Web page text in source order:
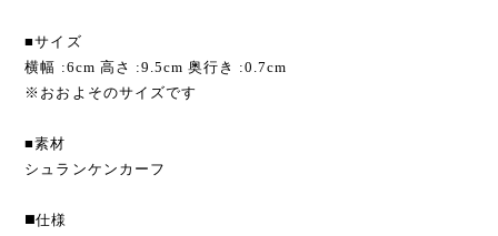
■サイズ
横幅 :6cm 高さ :9.5cm 奥行き :0.7cm
※おおよそのサイズです
■素材
シュランケンカーフ
◼️仕様